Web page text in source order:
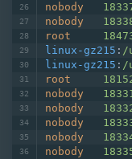
nobody
nobody
root
linux-gz215 : /
linux-gz215 : /
root
nobody
nobody
nobody
nobody
nobody